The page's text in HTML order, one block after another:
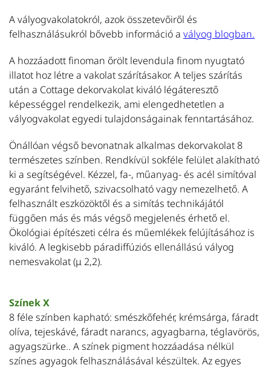
A vályogvakolatokról, azok összetevőiről és
felhasználásukról bővebb információ a vályog blogban.
A hozzáadott finoman őrölt levendula finom nyugtató
illatot hoz létre a vakolat szárításakor. A teljes szárítás
után a Cottage dekorvakolat kiváló légáteresztő
képességgel rendelkezik, ami elengedhetetlen a
vályogvakolat egyedi tulajdonságainak fenntartásához.
Önállóan végső bevonatnak alkalmas dekorvakolat 8
természetes színben. Rendkívül sokféle felület alakítható
ki a segítségével. Kézzel, fa-, műanyag- és acél simítóval
egyaránt felvihető, szivacsolható vagy nemezelhető. A
felhasznált eszközöktől és a simítás technikájától
függően más és más végső megjelenés érhető el.
Ökológiai építészeti célra és műemlékek felújításához is
kiváló. A legkisebb páradiffúziós ellenállású vályog
nemesvakolat (μ 2,2).
Színek X
8 féle színben kapható: smészkőfehér, krémsárga, fáradt
olíva, tejeskávé, fáradt narancs, agyagbarna, téglavörös,
agyagszürke.. A színek pigment hozzáadása nélkül
színes agyagok felhasználásával készültek. Az egyes